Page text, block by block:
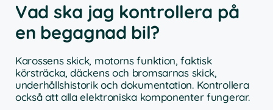
Vad ska jag kontrollera på
en begagnad bil?
Karossens skick, motorns funktion, faktisk
körsträcka, däckens och bromsarnas skick,
underhållshistorik och dokumentation. Kontrollera
också att alla elektroniska komponenter fungerar.